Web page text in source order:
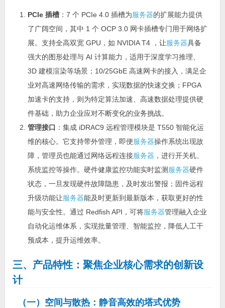
PCIe 插槽：7 个 PCIe 4.0 插槽为服务器的扩展能力提供
了广阔空间，其中 1 个 OCP 3.0 网卡插槽专门用于网络扩
展。支持全高双宽 GPU，如 NVIDIA T4 ，让服务器具备
强大的图形处理与 AI 计算能力，适用于深度学习推理、
3D 建模渲染等场景；10/25GbE 高速网卡的接入，满足企
业对高速网络传输的需求，实现数据的快速交换；FPGA
加速卡的支持，则为特定算法加速、高速数据处理提供硬
件基础，助力企业应对不断变化的业务挑战。
管理接口 ：集成 iDRAC9 远程管理模块是 T550 智能化运
维的核心。它支持带外管理，即便服务器操作系统出现故
障，管理员也能通过网络远程连接服务器 ，进行开关机、
系统监控等操作。硬件健康监控功能实时监测 服务器硬件
状态，一旦发现硬件故障隐患，及时发出警报；固件远程
升级功能让服务器能及时更新到最新版本，获取更好的性
能与安全性。通过 Redfish API，可将服务器管理融入企业
自动化运维体系，实现批量管理、智能监控，降低人工干
预成本，提升运维效率。
三、产品特性：聚焦企业核心需求的创新设
计
（一）空间与散热：静音高效的塔式优势